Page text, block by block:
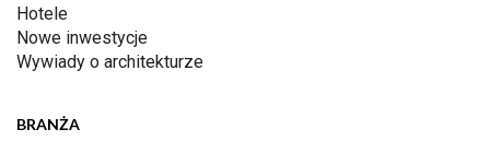
Hotele
Nowe inwestycje
Wywiady o architekturze
BRANŻA